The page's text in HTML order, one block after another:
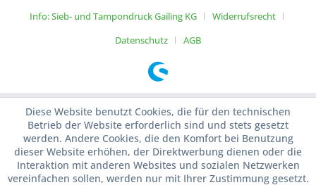
Info: Sieb- und Tampondruck Gailing KG
Widerrufsrecht
Datenschutz
AGB
Diese Website benutzt Cookies, die für den technischen
Betrieb der Website erforderlich sind und stets gesetzt
werden. Andere Cookies, die den Komfort bei Benutzung
dieser Website erhöhen, der Direktwerbung dienen oder die
Interaktion mit anderen Websites und sozialen Netzwerken
vereinfachen sollen, werden nur mit Ihrer Zustimmung gesetzt.